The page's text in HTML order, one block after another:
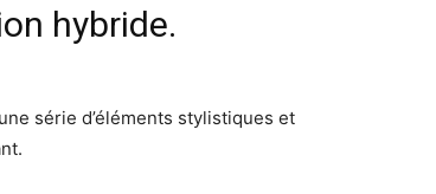
hybride.
série d’éléments stylistiques et